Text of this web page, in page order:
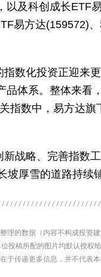
及科创成长ETF
易方达(159572)
数化投资正迎来
体系。整体来看
指数中，易方达
战略、完善指数
厚雪的道路持续
的数据（内容不构成投资
稿所配的图片均默认授权
传递更多信息，并不代表本